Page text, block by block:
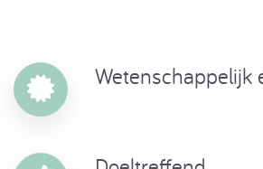
Wetenschappelijk